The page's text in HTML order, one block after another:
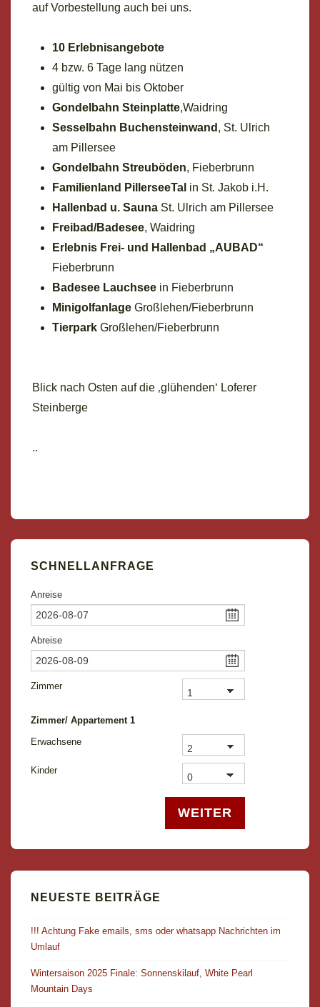
auf Vorbestellung auch bei uns.
10 Erlebnisangebote
4 bzw. 6 Tage lang nützen
gültig von Mai bis Oktober
Gondelbahn Steinplatte,Waidring
Sesselbahn Buchensteinwand , St. Ulrich
am Pillersee
Gondelbahn Streuböden, Fieberbrunn
Familienland PillerseeTal in St. Jakob i.H.
Hallenbad u. Sauna St. Ulrich am Pillersee
Freibad/Badesee, Waidring
Erlebnis Frei- und Hallenbad „AUBAD“
Fieberbrunn
Badesee Lauchsee in Fieberbrunn
Minigolfanlage Großlehen/Fieberbrunn
Tierpark Großlehen/Fieberbrunn
Blick nach Osten auf die ‚glühenden‘ Loferer
Steinberge
..
SCHNELLANFRAGE
Anreise
Abreise
Zimmer
Zimmer/ Appartement 1
Erwachsene
Kinder
WEITER
NEUESTE BEITRÄGE
!!! Achtung Fake emails, sms oder whatsapp Nachrichten im
Umlauf
Wintersaison 2025 Finale: Sonnenskilauf, White Pearl
Mountain Days